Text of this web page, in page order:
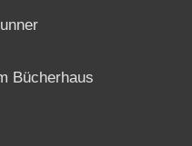
Bücherhaus